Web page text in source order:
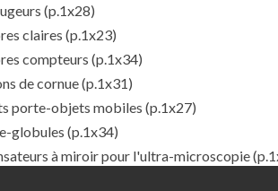
(p.1x28)
claires (p.1x23)
compteurs (p.1x34)
de cornue(p.1x31)
porte-objets mobiles (p.1x27)
globules (p.1x34)
à miroir pour l'ultra-microscopie